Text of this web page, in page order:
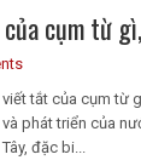
cụm từ
viết tắt của cụm từ
phát triển của
đặc bi...